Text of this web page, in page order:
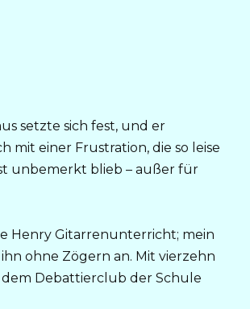
setzte sich fest, und er
mit einer Frustration, die so leise
unbemerkt blieb – außer für
Henry Gitarrenunterricht; mein
ohne Zögern an. Mit vierzehn
Debattierclub der Schule